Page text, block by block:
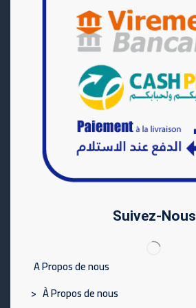
Suivez-Nous
A Propos de nous
> À Propos de nous